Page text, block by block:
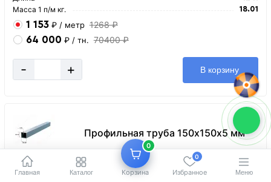
Главная Каталог
0
Корзина Избранное
0
Меню
Масса 1 п/м кг. 18.01
1 153 ₽ / метр 1268 ₽
64 000 ₽ / тн. 70400 ₽
- + В корзину
Профильная труба 150х150х5 мм
Длина 12 м